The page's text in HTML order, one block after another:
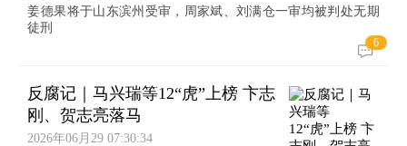
姜德果将于山东滨州受审，周家斌、刘满仓一审均被判处无期
徒刑
6
反腐记｜马兴瑞等12“虎”上榜 卞志
刚、贺志亮落马
2026年06月29 07:30:34